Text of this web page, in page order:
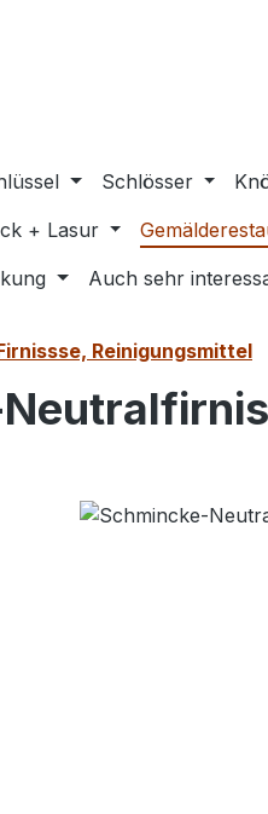
Schlösser
+ Lasur
Auch sehr
Reinigungsmittel